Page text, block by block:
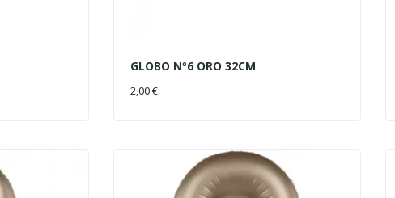
GLOBO Nº6 ORO 32CM
2,00 €